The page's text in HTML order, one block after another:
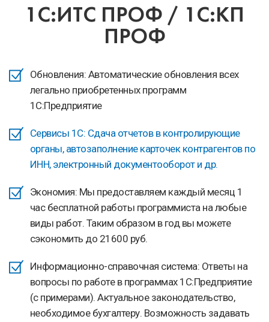
Вы1С:ИТС ПРОФ / 1С:КП
ПРОФ
Обновления: Автоматические обновления всех
легально приобретенных программ
1С:Предприятие
Сервисы 1С: Сдача отчетов в контролирующие
органы, автозаполнение карточек контрагентов по
ИНН, электронный документооборот и др.
Экономия: Мы предоставляем каждый месяц 1
час бесплатной работы программиста на любые
виды работ. Таким образом в год вы можете
сэкономить до 21600 руб.
Информационно-справочная система: Ответы на
вопросы по работе в программах 1С:Предприятие
(с примерами). Актуальное законодательство,
необходимое бухгалтеру. Возможность задавать